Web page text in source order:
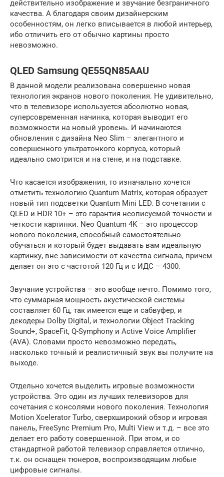
действительно изображение и звучание безграничного
качества. А благодаря своим дизайнерским
особенностям, он легко вписывается в любой интерьер,
ибо отличить его от обычно картины просто
невозможно.
QLED Samsung QE55QN85AAU
В данной модели реализована совершенно новая
технология экранов нового поколения. Не удивительно,
что в телевизоре используется абсолютно новая,
суперсовременная начинка, которая выводит его
возможности на новый уровень. И начинаются
обновления с дизайна Neo Slim – элегантного и
совершенного ультратонкого корпуса, который
идеально смотрится и на стене, и на подставке.
Что касается изображения, то изначально хочется
отметить технологию Quantum Matrix, которая образует
новый тип подсветки Quantum Mini LED. В сочетании с
QLED и HDR 10+ – это гарантия неописуемой точности и
четкости картинки. Neo Quantum 4K – это процессор
нового поколения, способный самостоятельно
обучаться и который будет выдавать вам идеальную
картинку, вне зависимости от качества сигнала, причем
делает он это с частотой 120 Гц и с ИДС – 4300.
Звучание устройства – это вообще нечто. Помимо того,
что суммарная мощность акустической системы
составляет 60 Гц, так имеется еще и сабвуфер, и
декодеры Dolby Digital, и технологии Object Tracking
Sound+, SpaceFit, Q-Symphony и Active Voice Amplifier
(AVA). Словами просто невозможно передать,
насколько точный и реалистичный звук вы получите на
выходе.
Отдельно хочется выделить игровые возможности
устройства. Это один из лучших телевизоров для
сочетания с консолями нового поколения. Технология
Motion Xcelerator Turbo, сверхширокий обзор и игровая
панель, FreeSync Premium Pro, Multi View и т.д. – все это
делает его работу совершенной. При этом, и со
стандартной работой телевизор справляется отлично,
т.к. он оснащен тюнеров, воспроизводящим любые
цифровые сигналы.